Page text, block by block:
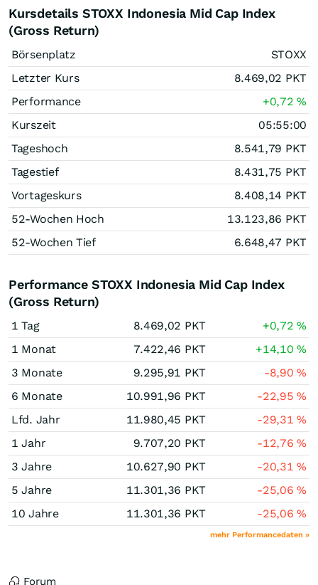
Kursdetails STOXX Indonesia Mid Cap Index
(Gross Return)
Börsenplatz
STOXX
Letzter Kurs
8.469,02 PKT
Performance
+0,72%
Kurszeit
05:55:00
Tageshoch
8.541,79 PKT
Tagestief
8.431,75 PKT
Vortageskurs
8.408,14 PKT
52-Wochen Hoch
13.123,86 PKT
52-Wochen Tief
6.648,47 PKT
Performance STOXX Indonesia Mid Cap Index
(Gross Return)
1 Tag 8.469,02 PKT +0,72%
1 Monat
7.422,46 PKT +14,10%
3 Monate
9.295,91 PKT -8,90%
6 Monate
10.991,96 PKT -22,95%
Lfd. Jahr
11.980,45 PKT -29,31%
1 Jahr
9.707,20 PKT -12,76%
3 Jahre
10.627,90 PKT -20,31%
5 Jahre
11.301,36 PKT -25,06%
10 Jahre
11.301,36 PKT -25,06%
mehr Performancedaten »
Forum